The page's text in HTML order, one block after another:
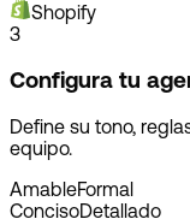
Shopify
3
Configura tu
Define su tono,
equipo.
AmableFormal
ConcisoDetallado